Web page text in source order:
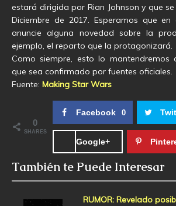
estará dirigida por Rian Johnson y que
Diciembre de 2017. Esperamos que en
anuncie alguna novedad sobre la
ejemplo, el reparto que la protagonizará.
Como siempre, esto lo mantendremos
que sea confirmado por fuentes oficiales.
Fuente: Making Star Wars
0
SHARES
Facebook 0
Google+
También te Puede Interesar
RUMOR: Revelado